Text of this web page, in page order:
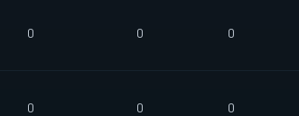
0 0 0
0 0 0